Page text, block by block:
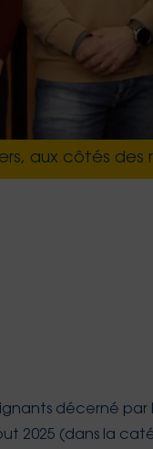
aux côtés
décerné par
2025 (dans la